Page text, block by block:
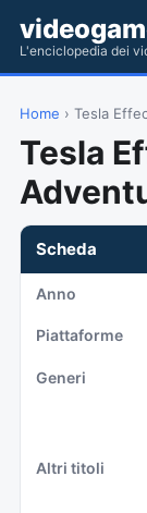
L'enciclopedia dei
Home › Tesla
Tesla
Scheda
Anno
Piattaforme
Generi
Altri titoli